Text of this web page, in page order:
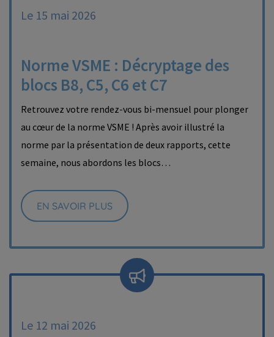
Le 15 mai 2026
Norme VSME : Décryptage des
blocs B8, C5, C6 et C7
Retrouvez votre rendez-vous bi-mensuel pour plonger
au cœur de la norme VSME ! Après avoir illustré la
norme par la présentation de deux rapports, cette
semaine, nous abordons les blocs…
EN SAVOIR PLUS
Le 12 mai 2026